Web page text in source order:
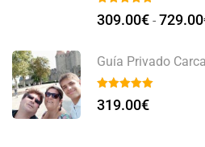
309.00€ - 729.00
Guía Privado
319.00€